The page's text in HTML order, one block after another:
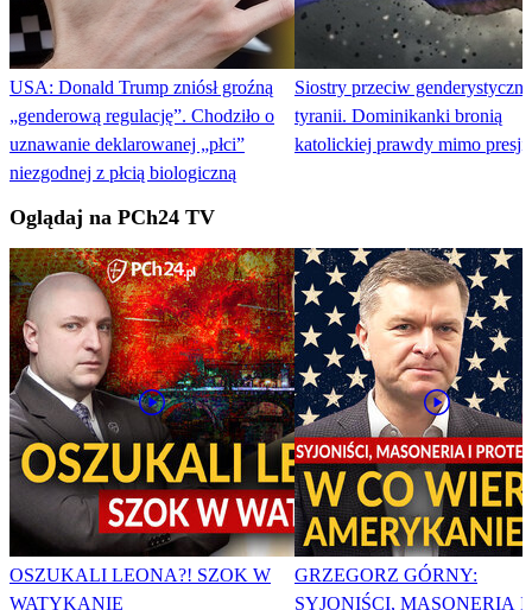
USA: Donald Trump zniósł groźną
„genderową regulację”. Chodziło o
uznawanie deklarowanej „płci”
niezgodnej z płcią biologiczną
Siostry przeciw
tyranii. Dominikanki bronią
katolickiej prawdy mimo presji
Oglądaj na PCh24 TV
OSZUKALI LEONA?! SZOK W
WATYKANIE
GRZEGORZ GÓRNY:
SYJONIŚCI, MASONERIA I